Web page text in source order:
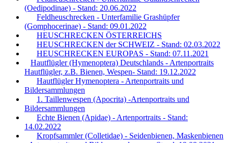
(Oedipodinae) - Stand: 20.06.2022
Feldheuschrecken - Unterfamilie Grashüpfer
(Gomphocerinae) - Stand: 09.01.2022
HEUSCHRECKEN ÖSTERREICHS
HEUSCHRECKEN der SCHWEIZ - Stand: 02.03.2022
HEUSCHRECKEN EUROPAS - Stand: 07.11.2021
Hautflügler (Hymenoptera) Deutschlands - Artenportraits
Hautflügler, z.B. Bienen, Wespen- Stand: 19.12.2022
Hautflügler Hymenoptera - Artenportraits und
Bildersammlungen
1. Taillenwespen (Apocrita) -Artenportraits und
Bildersammlungen
Echte Bienen (Apidae) - Artenportraits - Stand:
14.02.2022
Kropfsammler (Colletidae) - Seidenbienen, Maskenbienen